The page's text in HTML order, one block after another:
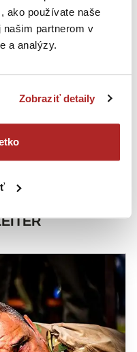
ako používate naše
partnerom v
a analýzy.
Zobraziť detaily
verurteilt
sind von der